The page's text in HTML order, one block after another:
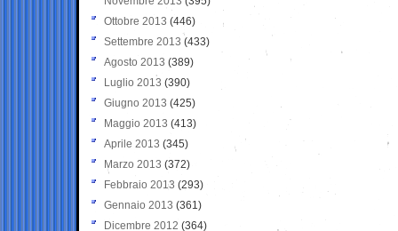
Ottobre 2013 (446)
Settembre 2013 (433)
Agosto 2013 (389)
Luglio 2013 (390)
Giugno 2013 (425)
Maggio 2013 (413)
Aprile 2013 (345)
Marzo 2013 (372)
Febbraio 2013 (293)
Gennaio 2013 (361)
Dicembre 2012 (364)